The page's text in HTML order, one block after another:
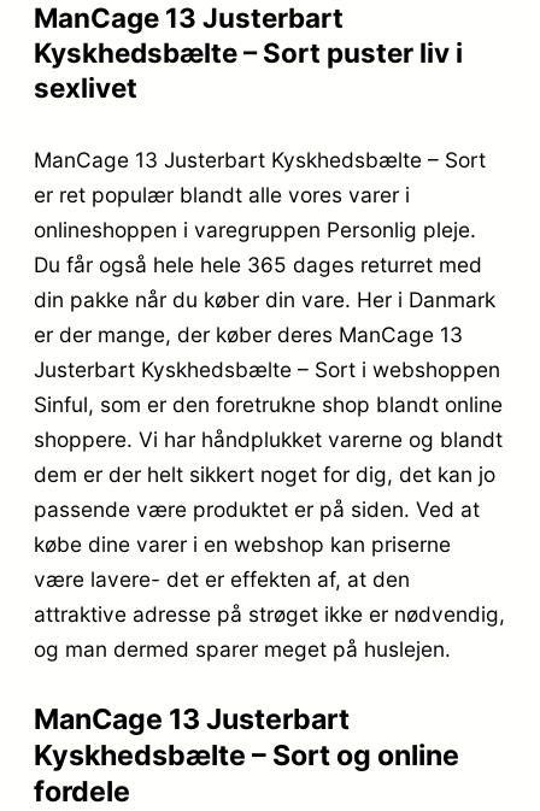
ManCage 13 Justerbart
Kyskhedsbælte – Sort puster liv i
sexlivet
ManCage 13 Justerbart Kyskhedsbælte – Sort
er ret populær blandt alle vores varer i
onlineshoppen i varegruppen Personlig pleje.
Du får også hele hele 365 dages returret med
din pakke når du køber din vare. Her i Danmark
er der mange, der køber deres ManCage 13
Justerbart Kyskhedsbælte – Sort i webshoppen
Sinful, som er den foretrukne shop blandt online
shoppere. Vi har håndplukket varerne og blandt
dem er der helt sikkert noget for dig, det kan jo
passende være produktet er på siden. Ved at
købe dine varer i en webshop kan priserne
være lavere- det er effekten af, at den
attraktive adresse på strøget ikke er nødvendig,
og man dermed sparer meget på huslejen.
ManCage 13 Justerbart
Kyskhedsbælte – Sort og online
fordele